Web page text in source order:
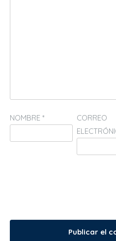
NOMBRE *
CORREO